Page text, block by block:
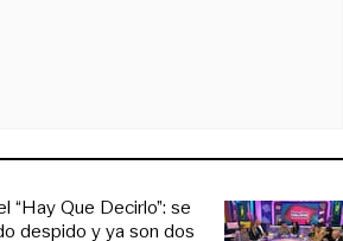
“Hay Que Decirlo”: se
despido y ya son dos